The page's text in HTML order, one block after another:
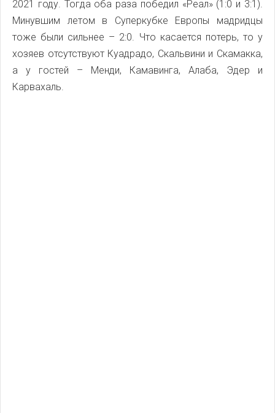
2021 году. Тогда оба раза победил «Реал» (1:0 и 3:1).
Минувшим летом в Суперкубке Европы мадридцы
тоже были сильнее – 2:0. Что касается потерь, то у
хозяев отсутствуют Куадрадо, Скальвини и Скамакка,
а у гостей – Менди, Камавинга, Алаба, Эдер и
Карвахаль.